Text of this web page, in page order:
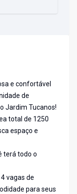
e confortável
de
Jardim Tucanos!
total de 1250
espaço e
terá todo o
vagas de
para seus